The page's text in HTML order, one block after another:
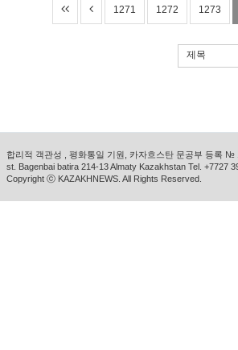
1271 1272 1273
제목
합리적 객관성 , 평화통일 기원, 카자흐스탄 문공부 등록
st. Bagenbai batira 214-13 Almaty Kazakhstan Tel. +7727
Copyright ⓒ KAZAKHNEWS. All Rights Reserved.